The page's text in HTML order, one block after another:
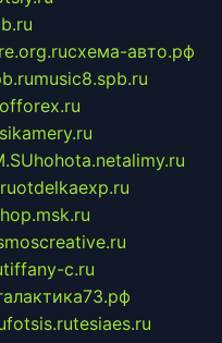
схема-авто.рф
music8.spb.ru
hohota.netalimy.ru
otdelkaexp.ru
tiffany-c.ru
fotsis.rutesiaes.ru